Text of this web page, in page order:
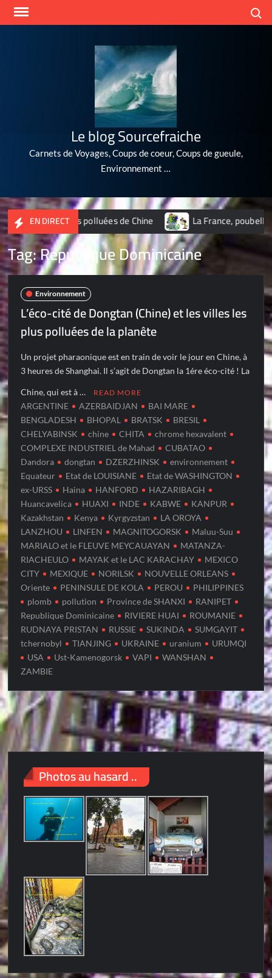
Skip
Le blog Sourcefraiche
Carnets de Voyages, Coups de coeur, Coups de gueule,
Environnement …
EN DIRECT
villes les plus polluées de Chine La France, poubelle
Tag:Republique Dominicaine
Environnement
L’éco-cité de Dongtan (Chine) et les villes les
plus polluées de la planête
Un projet pharaonique est en train de voir le jour en Chine, à
3 heures de Shanghai. Il s’agit de Dongtan la 1ére éco-cité ! La
Chine, qui est à … READ MORE
ARGENTINE AZERBAIDJAN
BAI MARE
BENGLADESH
BHOPAL BRATSK
BRESIL
CHELYABINSK
chine CHITA
chrome hexavalent
COMPLEXE INDUSTRIEL de Mahad
CUBATAO
Dandora
dongtan DZERZHINSK
environnement
Equateur
Etat de LOUISIANE
Etat de WASHINGTON
ex-URSS
Haina HANFORD
HAZARIBAGH
Huancavelica
HUAXI INDE KABWE
KANPUR
Kazakhstan
Kenya Kyrgyzstan
LA OROYA
LANZHOU
LINFEN MAGNITOGORSK
Maluu-Suu
MARIALO et le FLEUVE MEYCAUAYAN
MATANZA-
RIACHEULO
MAYAK et le LAC KARACHAY
MEXICO
CITY
MEXIQUE NORILSK
NOUVELLE ORLEANS
Oriente
PENINSULE DE KOLA PEROU
PHILIPPINES
plomb
pollution Province de SHANXI
RANIPET
Republique Dominicaine
RIVIERE HUAI
ROUMANIE
RUDNAYA PRISTAN
RUSSIE SUKINDA
SUMGAYIT
tchernobyl
TIANJING UKRAINE uranium
URUMQI
USA
Ust-Kamenogorsk VAPI
WANSHAN
ZAMBIE
Photos au hasard ..